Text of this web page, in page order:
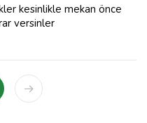
kesinlikle mekan önce
versinler